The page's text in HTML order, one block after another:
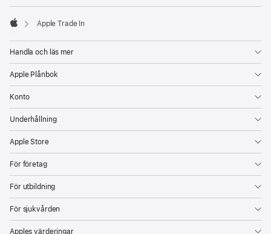
Apple Trade In
Handla och läs mer
Apple Plånbok
Konto
Underhållning
Apple Store
För företag
För utbildning
För sjukvården
Apples värderingar